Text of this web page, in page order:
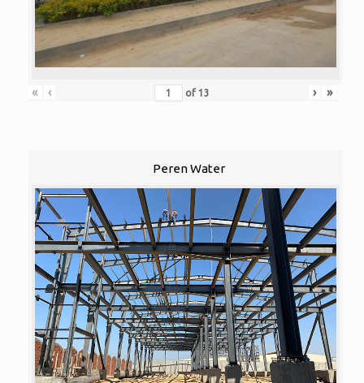
« ‹ of 13 › »
Peren Water